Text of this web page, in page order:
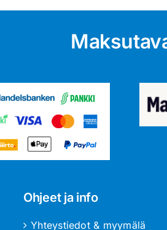
Ohjeet ja info
Yhteystiedot & myymälä